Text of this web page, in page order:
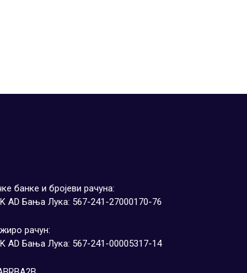
банке и бројеви рачуна:
AD Бања Лука: 567-241-27000170-76
рачун:
AD Бања Лука: 567-241-00005317-14